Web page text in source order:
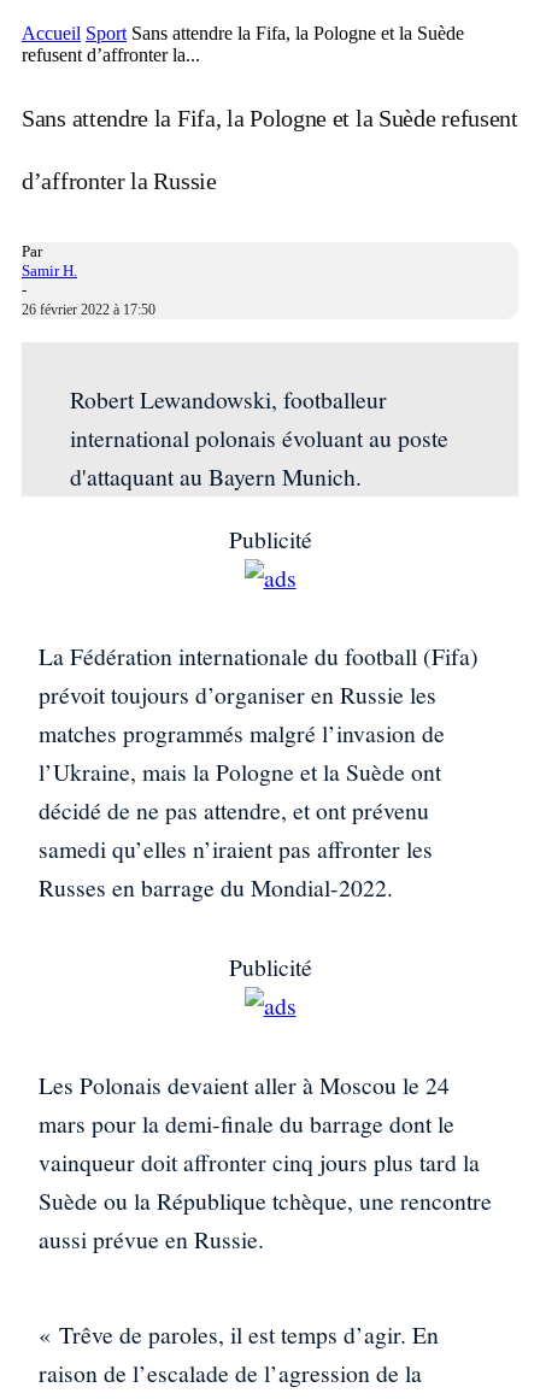
Accueil Sport Sans attendre la Fifa, la Pologne et la Suède
refusent d’affronter la...
Sans attendre la Fifa, la Pologne et la Suède refusent
d’affronter la Russie
Par
Samir H.
-
26 février 2022 à 17:50
Robert Lewandowski, footballeur
international polonais évoluant au poste
d'attaquant au Bayern Munich.
Publicité
La Fédération internationale du football (Fifa)
prévoit toujours d’organiser en Russie les
matches programmés malgré l’invasion de
l’Ukraine, mais la Pologne et la Suède ont
décidé de ne pas attendre, et ont prévenu
samedi qu’elles n’iraient pas affronter les
Russes en barrage du Mondial-2022.
Publicité
Les Polonais devaient aller à Moscou le 24
mars pour la demi-finale du barrage dont le
vainqueur doit affronter cinq jours plus tard la
Suède ou la République tchèque, une rencontre
aussi prévue en Russie.
« Trêve de paroles, il est temps d’agir. En
raison de l’escalade de l’agression de la